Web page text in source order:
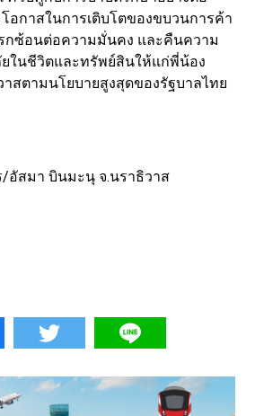
อกาสในการเติบโตของขบวนการค้า
กซ้อนต่อความมั่นคง และคืนความ
ในชีวิตและทรัพย์สินให้แก่พี่น้อง
สตามนโยบายสูงสุดของรัฐบาลไทย
/อัสมา บินมะนุ จ.นราธิวาส